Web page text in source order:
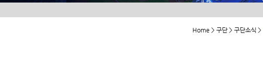
Home > 구단 > 구단소식 >